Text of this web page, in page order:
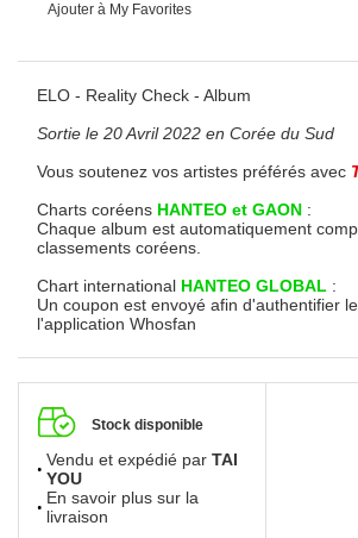
Ajouter à My Favorites
ELO - Reality Check - Album
Sortie le 20 Avril 2022 en Corée du Sud
Vous soutenez vos artistes préférés avec
Charts coréens HANTEO et GAON :
Chaque album est automatiquement
classements coréens.
Chart international HANTEO GLOBAL :
Un coupon est envoyé afin d'authentifier
l'application Whosfan
Stock disponible
Vendu et expédié par TAI
YOU
En savoir plus sur la
livraison